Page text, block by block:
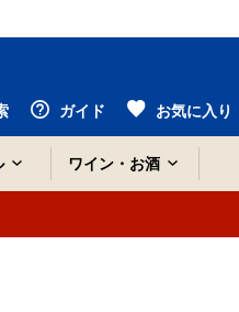
ガイド お気に入り
ワイン・お酒